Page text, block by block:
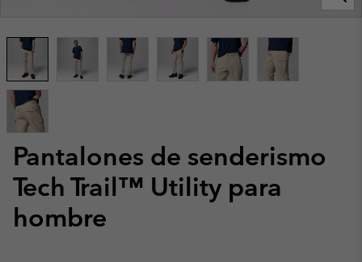
Pantalones de senderismo
Tech Trail™ Utility para
hombre